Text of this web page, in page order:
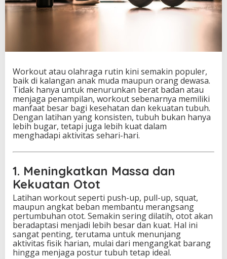
Workout atau olahraga rutin kini semakin populer,
baik di kalangan anak muda maupun orang dewasa.
Tidak hanya untuk menurunkan berat badan atau
menjaga penampilan, workout sebenarnya memiliki
manfaat besar bagi kesehatan dan kekuatan tubuh.
Dengan latihan yang konsisten, tubuh bukan hanya
lebih bugar, tetapi juga lebih kuat dalam
menghadapi aktivitas sehari-hari.
1. Meningkatkan Massa dan
Kekuatan Otot
Latihan workout seperti push-up, pull-up, squat,
maupun angkat beban membantu merangsang
pertumbuhan otot. Semakin sering dilatih, otot akan
beradaptasi menjadi lebih besar dan kuat. Hal ini
sangat penting, terutama untuk menunjang
aktivitas fisik harian, mulai dari mengangkat barang
hingga menjaga postur tubuh tetap ideal.